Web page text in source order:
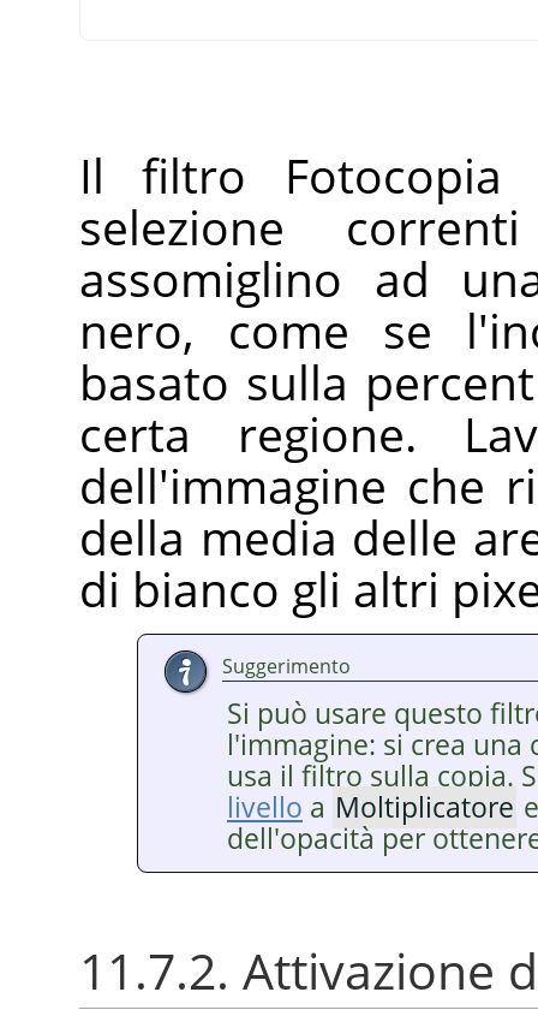
Il filtro
selezione
assomiglino ad
nero, come se
basato sulla
certa regione.
dell'immagine che
della media delle
di bianco gli altri
Suggerimento
Si può usare questo
l'immagine: si crea
usa il filtro sulla copia.
livello a Moltiplicatore
dell'opacità per
11.7.2. Attivazione